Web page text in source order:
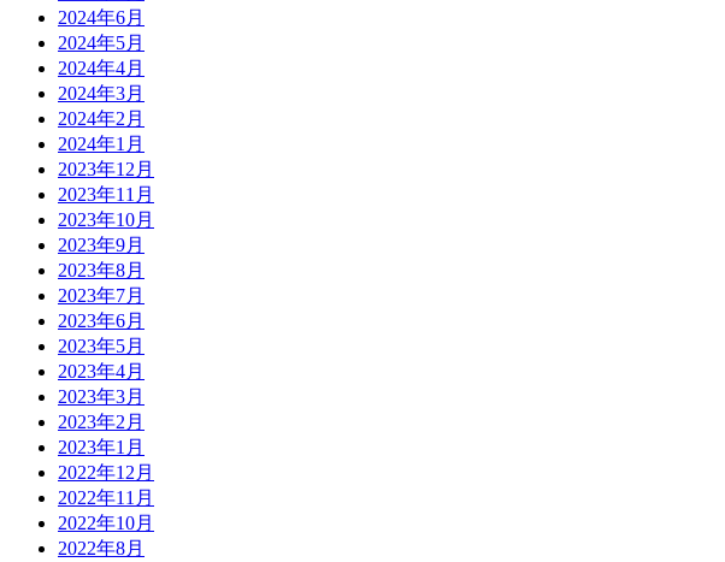
2024年6月
2024年5月
2024年4月
2024年3月
2024年2月
2024年1月
2023年12月
2023年11月
2023年10月
2023年9月
2023年8月
2023年7月
2023年6月
2023年5月
2023年4月
2023年3月
2023年2月
2023年1月
2022年12月
2022年11月
2022年10月
2022年8月